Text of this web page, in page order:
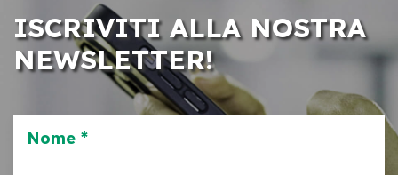
ISCRIVITI ALLA NOSTRA
NEWSLETTER!
Nome *